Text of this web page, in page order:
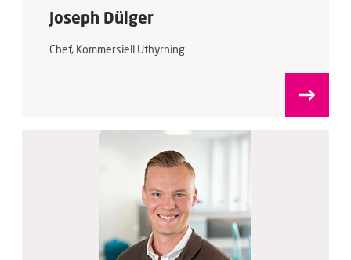
Joseph Dülger
Chef, Kommersiell Uthyrning